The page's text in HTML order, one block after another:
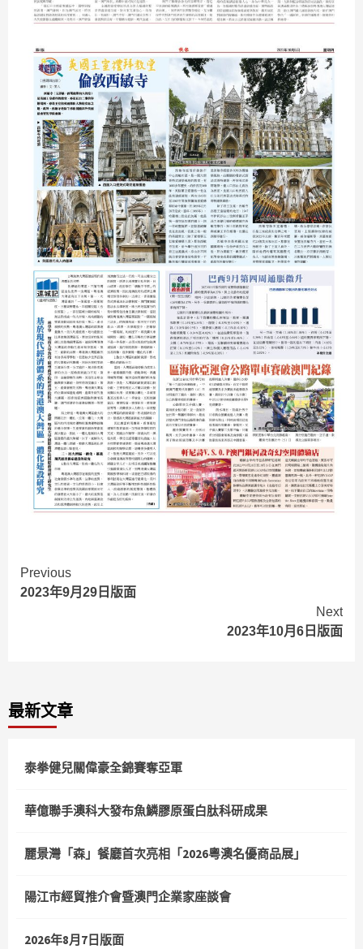
Continue
Reading
Previous
2023年9月29日版面
Next
2023年10月6日版面
最新文章
泰拳健兒關偉豪全錦賽奪亞軍
華億聯手澳科大發布魚鱗膠原蛋白肽科研成果
麗景灣「森」餐廳首次亮相「2026粵澳名優商品展」
陽江市經貿推介會暨澳門企業家座談會
2026年8月7日版面